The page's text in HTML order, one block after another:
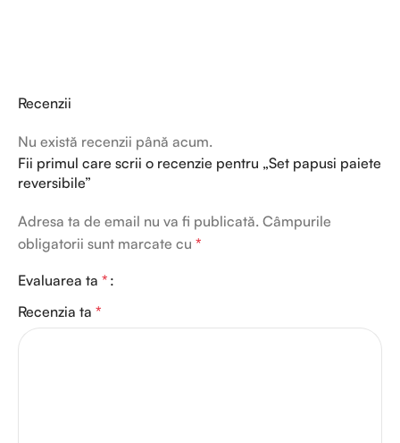
Recenzii
Nu există recenzii până acum.
Fii primul care scrii o recenzie pentru „Set papusi paiete
reversibile”
Adresa ta de email nu va fi publicată. Câmpurile
obligatorii sunt marcate cu *
Evaluarea ta *
Recenzia ta *